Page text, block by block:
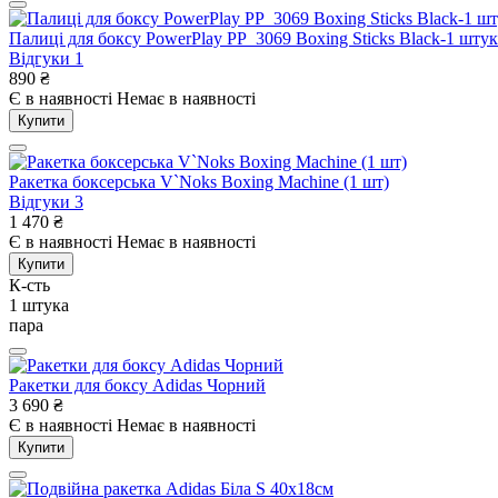
Палиці для боксу PowerPlay PP_3069 Boxing Sticks Black-1
Відгуки 1
890 ₴
Є в наявності Немає в наявності
Купити
Ракетка боксерська V`Noks Boxing Machine (1 шт)
Відгуки 3
1 470 ₴
Є в наявності Немає в наявності
Купити
К-сть
1 штука
пара
Ракетки для боксу Adidas Чорний
3 690 ₴
Є в наявності Немає в наявності
Купити